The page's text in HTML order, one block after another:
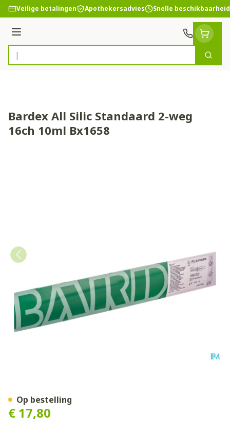
Ga naar de inhoud
Veilige betalingen Apothekersadvies Snelle beschikbaarheid
Menu
Product, merk, categorie...
Zoek
Bardex All Silic Standaard 2-weg
16ch 10ml Bx1658
€ 17,80
Op bestelling